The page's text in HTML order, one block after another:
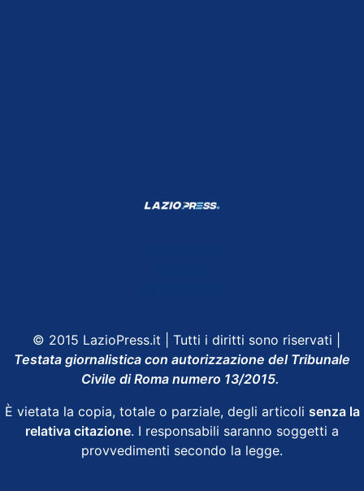
© 2015 LazioPress.it | Tutti i diritti sono riservati |
Testata giornalistica con autorizzazione del Tribunale
Civile di Roma numero 13/2015.
È vietata la copia, totale o parziale, degli articoli senza la
relativa citazione. I responsabili saranno soggetti a
provvedimenti secondo la legge.